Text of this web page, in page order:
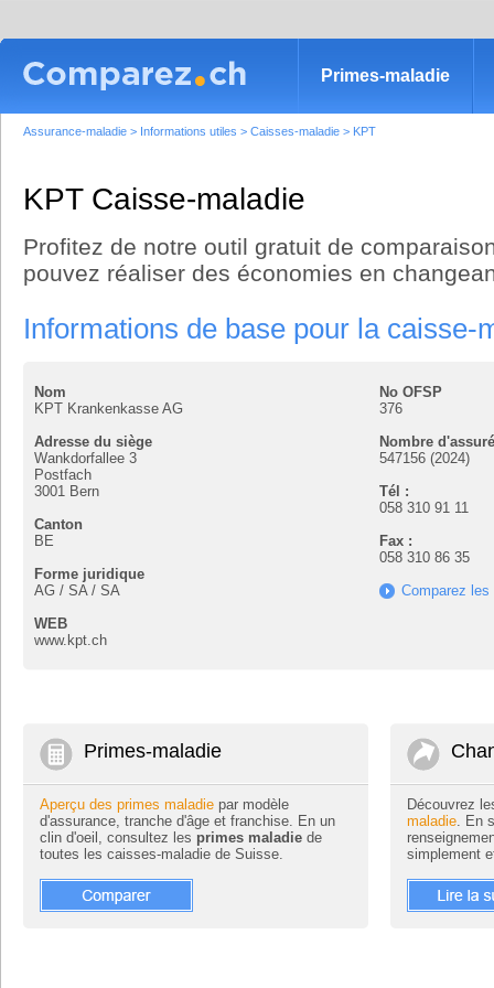
Primes-maladie
Assurance-maladie > Informations utiles > Caisses-maladie > KPT
KPT Caisse-maladie
Profitez de notre outil gratuit de
pouvez réaliser des économies en
Informations de base pour la caisse-
Nom
KPT Krankenkasse AG
Adresse du siège
Wankdorfallee 3
Postfach
3001 Bern
Canton
BE
Forme juridique
AG / SA / SA
WEB
www.kpt.ch
No OFSP
376
Nombre
547156 (2024)
Tél :
058 310 91 11
Fax :
058 310 86 35
Comparez les
Primes-maladie
Aperçu des primes maladie par modèle
d'assurance, tranche d'âge et franchise. En un
clin d'oeil, consultez les primes maladie de
toutes les caisses-maladie de Suisse.
Découvrez
maladie. En
simplement